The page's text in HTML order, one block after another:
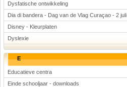
Dysfatische ontwikkeling
Dia di bandera - Dag van de Vlag Curaçao - 2 juli
Disney - Kleurplaten
Dyslexie
E
Educatieve centra
Einde schooljaar - downloads